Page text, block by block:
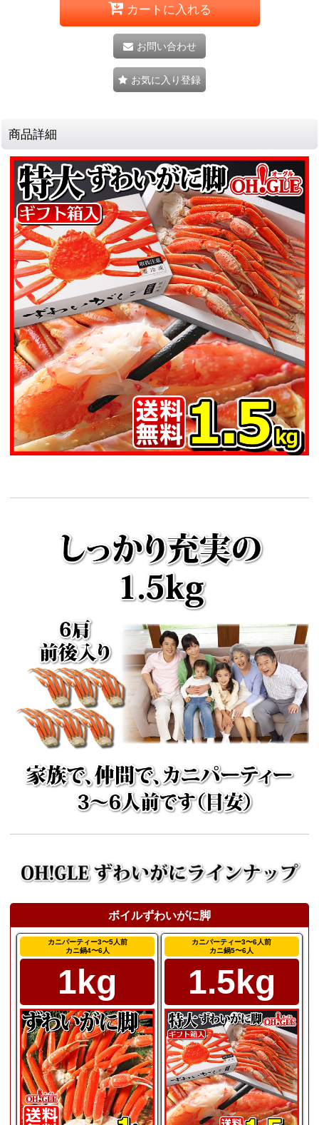
カートに入れる
お問い合わせ
お気に入り登録
商品詳細
ボイルずわいがに脚
カニパーティー3〜5人前
カニ鍋4〜6人
1kg
カニパーティー3〜6人前
カニ鍋5〜6人
1.5kg